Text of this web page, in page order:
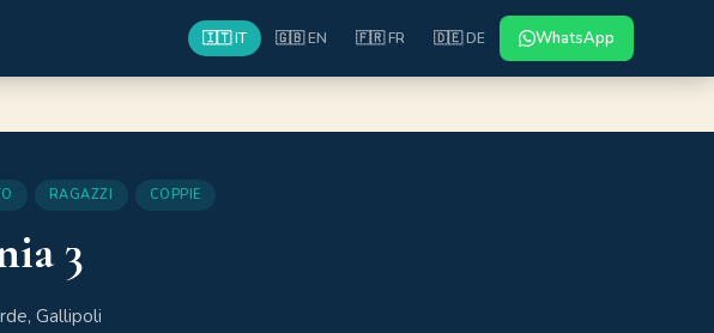
🇮🇹 IT 🇬🇧 EN 🇫🇷 FR 🇩🇪 DE WhatsApp
RAGAZZI COPPIE
3
Gallipoli